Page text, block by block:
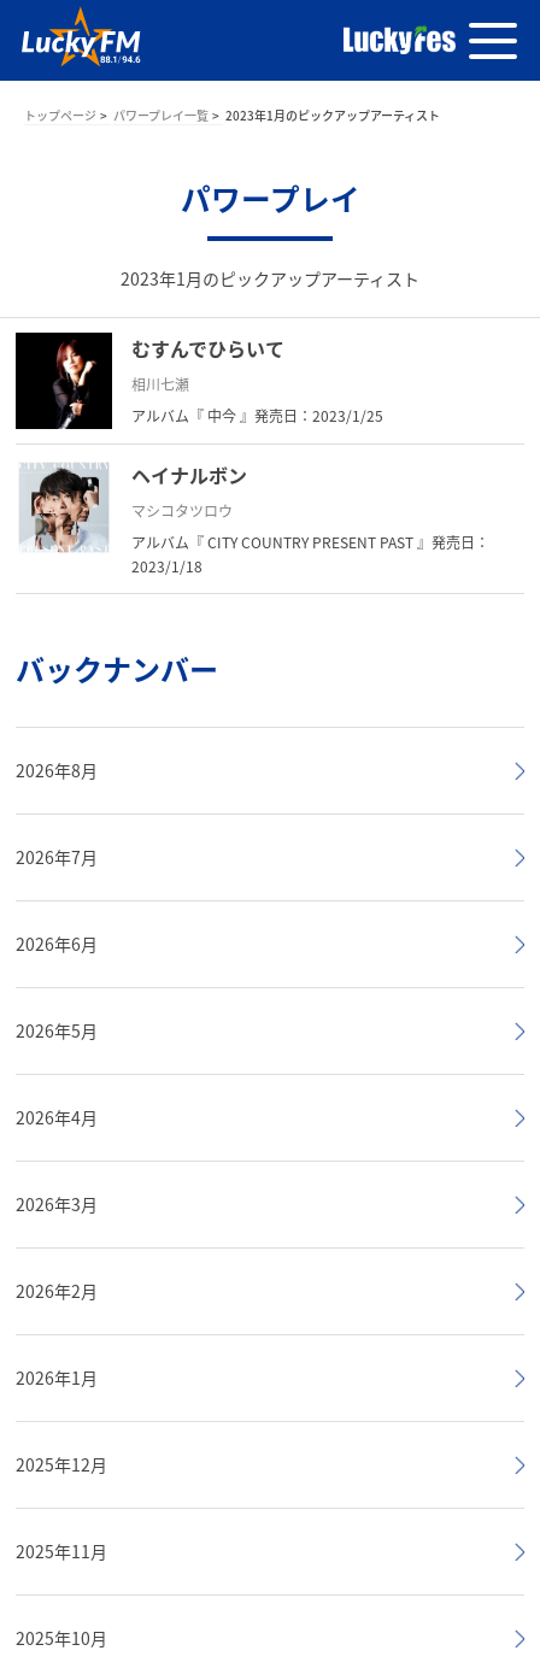
トップページ パワープレイ一覧 2023年1月のピックアップアーティスト
パワープレイ
2023年1月のピックアップアーティスト
むすんでひらいて
相川七瀬
アルバム『 中今 』発売日：2023/1/25
ヘイナルボン
マシコタツロウ
アルバム『 CITY COUNTRY PRESENT PAST 』発売日：
2023/1/18
バックナンバー
2026年8月
2026年7月
2026年6月
2026年5月
2026年4月
2026年3月
2026年2月
2026年1月
2025年12月
2025年11月
2025年10月